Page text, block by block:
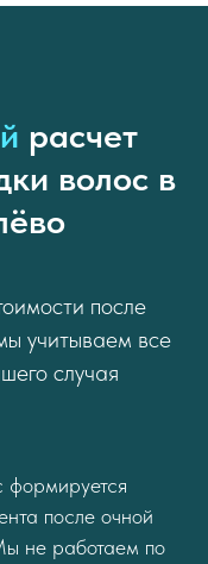
расчет
волос в
после
учитываем все
случая
формируется
после очной
не работаем по